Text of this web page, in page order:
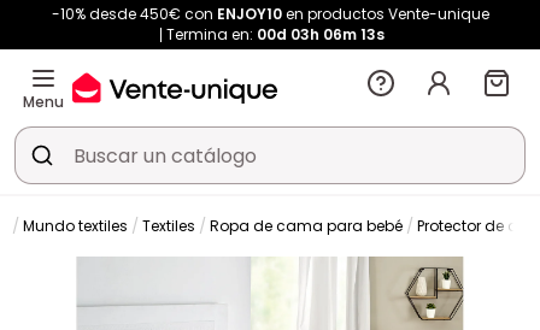
-10% desde 450€ con ENJOY10en productos Vente-unique
Termina en: 00d 03h 06m 12s
Menu
Mundo textiles Textiles Ropa de cama para bebé Protector de